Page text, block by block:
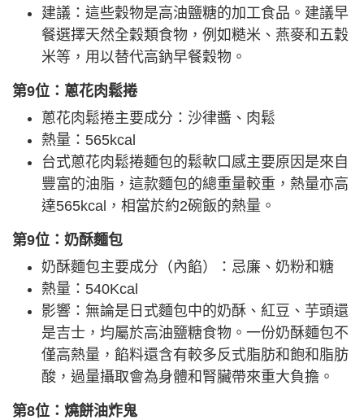
建議：這些穀物是高油鹽糖的加工食品。建議早
餐選擇天然全穀類食物，例如糙米、燕麥和五穀
米等，用以替代高鈉早餐穀物。
第9位：蔥花肉鬆捲
蔥花肉鬆捲主要成分：沙律醬、肉鬆
熱量：565kcal
台式蔥花肉鬆捲麵包的鬆軟口感主要原因是來自
豐富的油脂，這款麵包的總重量較重，熱量亦高
達565kcal，相當於約2碗飯的熱量。
第9位：奶酥麵包
奶酥麵包主要成分（內餡）：忌廉、奶粉和糖
熱量：540Kcal
影響：無論是日式麵包中的奶酥、紅豆、芋頭還
是吉士，均屬於高油鹽糖食物。一份奶酥麵包不
僅高熱量，餡料還含有較多反式脂肪和飽和脂肪
酸，過量攝取會為身體和腎臟帶來重大負擔。
第8位：燒餅油炸鬼